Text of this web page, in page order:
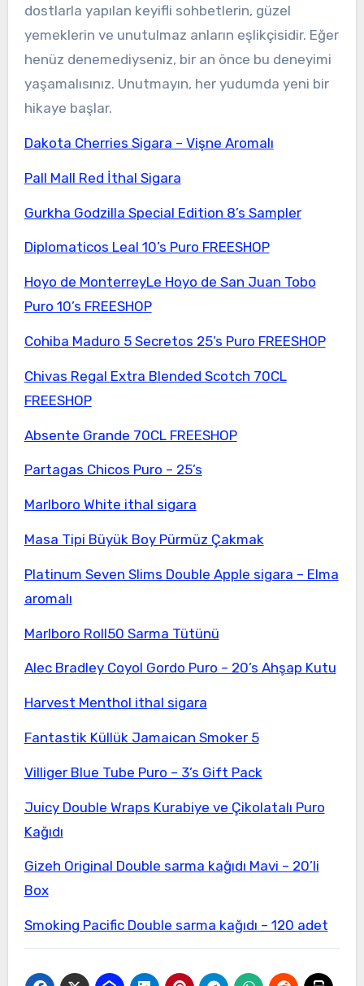
dostlarla yapılan keyifli sohbetlerin, güzel
yemeklerin ve unutulmaz anların eşlikçisidir. Eğer
henüz denemediyseniz, bir an önce bu deneyimi
yaşamalısınız. Unutmayın, her yudumda yeni bir
hikaye başlar.
Dakota Cherries Sigara – Vişne Aromalı
Pall Mall Red İthal Sigara
Gurkha Godzilla Special Edition 8’s Sampler
Diplomaticos Leal 10’s Puro FREESHOP
Hoyo de MonterreyLe Hoyo de San Juan Tobo
Puro 10’s FREESHOP
Cohiba Maduro 5 Secretos 25’s Puro FREESHOP
Chivas Regal Extra Blended Scotch 70CL
FREESHOP
Absente Grande 70CL FREESHOP
Partagas Chicos Puro – 25’s
Marlboro White ithal sigara
Masa Tipi Büyük Boy Pürmüz Çakmak
Platinum Seven Slims Double Apple sigara – Elma
aromalı
Marlboro Roll50 Sarma Tütünü
Alec Bradley Coyol Gordo Puro – 20’s Ahşap Kutu
Harvest Menthol ithal sigara
Fantastik Küllük Jamaican Smoker 5
Villiger Blue Tube Puro – 3’s Gift Pack
Juicy Double Wraps Kurabiye ve Çikolatalı Puro
Kağıdı
Gizeh Original Double sarma kağıdı Mavi – 20’li
Box
Smoking Pacific Double sarma kağıdı – 120 adet